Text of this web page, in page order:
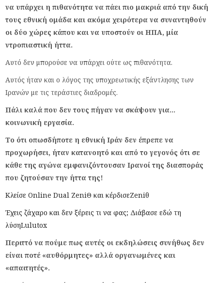
να υπάρχει η πιθανότητα να πάει πιο μακριά από την δική
τους εθνική ομάδα και ακόμα χειρότερα να συναντηθούν
οι δύο χώρες κάπου και να υποστούν οι ΗΠΑ, μία
ντροπιαστική ήττα.
Αυτό δεν μπορούσε να υπάρχει ούτε ως πιθανότητα.
Αυτός ήταν και ο λόγος της υποχρεωτικής εξάντλησης των
Ιρανών με τις τεράστιες διαδρομές.
Πάλι καλά που δεν τους πήγαν να σκάψουν για…
κοινωνική εργασία.
Το ότι οπωσδήποτε η εθνική Ιράν δεν έπρεπε να
προχωρήσει, ήταν κατανοητό και από το γεγονός ότι σε
κάθε της αγώνα εμφανιζόντουσαν Ιρανοί της διασποράς
που ζητούσαν την ήττα της!
Κλείσε Online Dual ZeniΘ και κέρδισεZeniθ
Έχεις ζάχαρο και δεν ξέρεις τι να φας; Διάβασε εδώ τη
λύσηLulutox
Περιττό να πούμε πως αυτές οι εκδηλώσεις συνήθως δεν
είναι ποτέ «αυθόρμητες» αλλά οργανωμένες και
«απαιτητές».